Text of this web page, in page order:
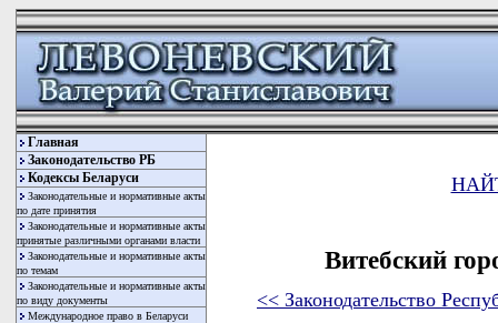
Главная
Законодательство РБ
Кодексы Беларуси
Законодательные и нормативные акты
по дате принятия
Законодательные и нормативные акты
принятые различными органами власти
Законодательные и нормативные акты
по темам
Законодательные и нормативные акты
по виду документы
Международное право в Беларуси
Витебский
<< Законодательство